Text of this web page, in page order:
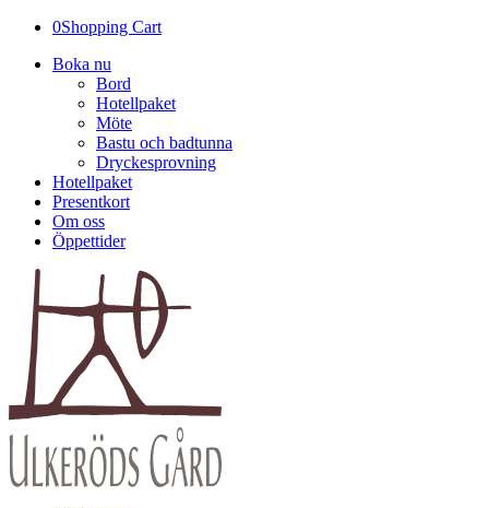
0Shopping Cart
Boka nu
Bord
Hotellpaket
Möte
Bastu och badtunna
Dryckesprovning
Hotellpaket
Presentkort
Om oss
Öppettider